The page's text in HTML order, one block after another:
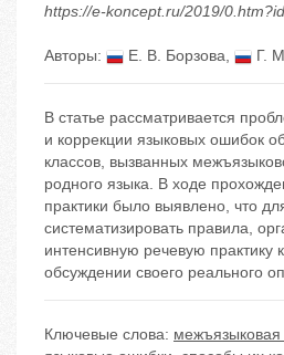
https://e-koncept.ru/2019/
Авторы: Е. В. Борзова, Г.
В статье рассматривается
и коррекции языковых ошибок
классов, вызванных
родного языка. В ходе
практики было выявлено, что
систематизировать правила,
интенсивную речевую практику
обсуждении своего реального
Ключевые слова: